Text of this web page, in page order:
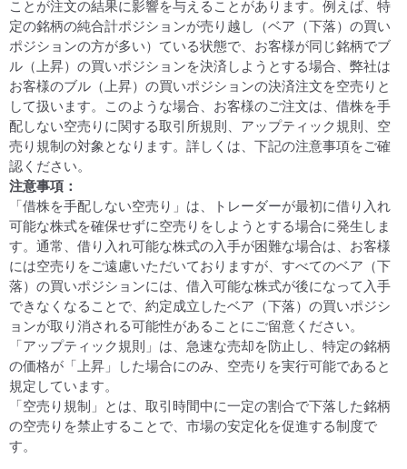
ことが注文の結果に影響を与えることがあります。例えば、特
定の銘柄の純合計ポジションが売り越し（ベア（下落）の買い
ポジションの方が多い）ている状態で、お客様が同じ銘柄でブ
ル（上昇）の買いポジションを決済しようとする場合、弊社は
お客様のブル（上昇）の買いポジションの決済注文を空売りと
して扱います。このような場合、お客様のご注文は、借株を手
配しない空売りに関する取引所規則、アップティック規則、空
売り規制の対象となります。詳しくは、下記の注意事項をご確
認ください。
注意事項：
「借株を手配しない空売り」は、トレーダーが最初に借り入れ
可能な株式を確保せずに空売りをしようとする場合に発生しま
す。通常、借り入れ可能な株式の入手が困難な場合は、お客様
には空売りをご遠慮いただいておりますが、すべてのベア（下
落）の買いポジションには、借入可能な株式が後になって入手
できなくなることで、約定成立したベア（下落）の買いポジシ
ョンが取り消される可能性があることにご留意ください。
「アップティック規則」は、急速な売却を防止し、特定の銘柄
の価格が「上昇」した場合にのみ、空売りを実行可能であると
規定しています。
「空売り規制」とは、取引時間中に一定の割合で下落した銘柄
の空売りを禁止することで、市場の安定化を促進する制度で
す。